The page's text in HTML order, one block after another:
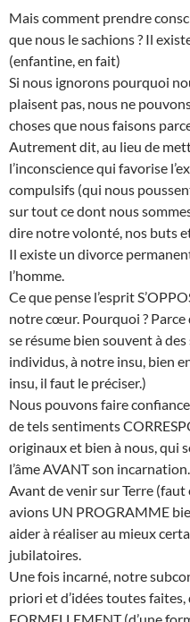
Mais comment prendre
que nous le sachions ? Il
(enfantine, en fait)
Si nous ignorons pourquoi
plaisent pas, nous ne
choses que nous faisons
Autrement dit, au lieu de
l’inconscience qui favorise
compulsifs (qui nous
sur tout ce dont nous
dire notre volonté, nos buts
Il existe un divorce
l’homme.
Ce que pense l’esprit
notre cœur. Pourquoi ? Parce
se résume bien souvent à
individus, à notre insu, bien
insu, il faut le préciser.)
Nous pouvons faire
de tels sentiments
originaux et bien à nous, qui
l’âme AVANT son incarnation.
Avant de venir sur Terre
avions UN PROGRAMME
aider à réaliser au mieux
jubilatoires.
Une fois incarné, notre
priori et d’idées toutes
FORMELLEMENT (d’une